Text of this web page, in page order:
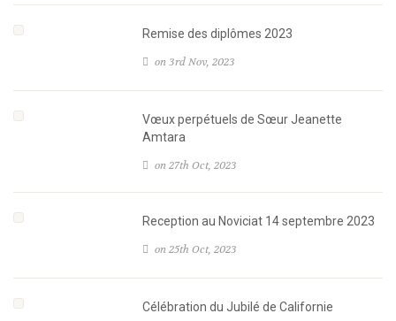
Remise des diplômes 2023
on 3rd Nov, 2023
Vœux perpétuels de Sœur Jeanette
Amtara
on 27th Oct, 2023
Reception au Noviciat 14 septembre 2023
on 25th Oct, 2023
Célébration du Jubilé de Californie